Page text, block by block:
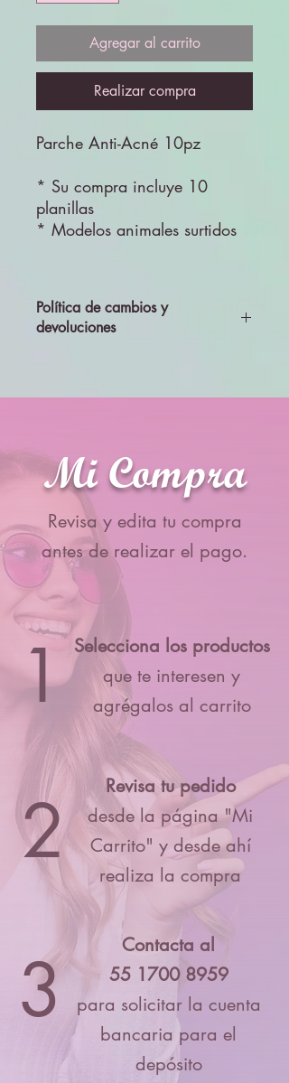
Agregar al carrito
Realizar compra
Parche Anti-Acné 10pz
* Su compra incluye 10
planillas
* Modelos animales surtidos
Política de cambios y
devoluciones
aceptará cambios ni devolciones
Mi Compra
Revisa y edita tu compra
antes de realizar el pago.
1 Selecciona los productos
que te interesen y
agrégalos al carrito
2
Revisa tu pedido
desde la página "Mi
Carrito" y desde ahí
realiza la compra
3
Contacta al
55 1700 8959
para solicitar la cuenta
bancaria para el
depósito